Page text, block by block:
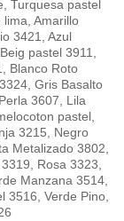
Turquesa pastel
Amarillo
3421, Azul
pastel 3911,
Blanco Roto
Gris Basalto
3607, Lila
pastel,
3215, Negro
Metalizado 3802,
Rosa 3323,
Manzana 3514,
3516, Verde Pino,